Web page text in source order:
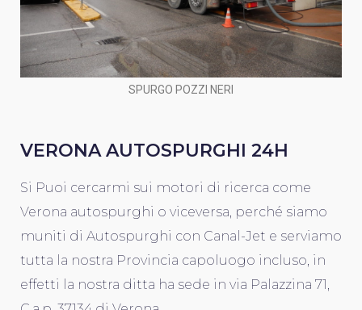
SPURGO POZZI NERI
VERONA AUTOSPURGHI 24H
Si Puoi cercarmi sui motori di ricerca come
Verona autospurghi o viceversa, perché siamo
muniti di Autospurghi con Canal-Jet e serviamo
tutta la nostra Provincia capoluogo incluso, in
effetti la nostra ditta ha sede in via Palazzina 71,